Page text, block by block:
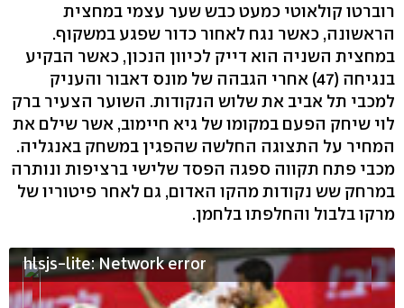
רוברטו קולאוטי כמעט כבש שער עצמי במחצית
הראשונה, כאשר נגח לאחור כדור שפגע במשקוף.
במחצית השניה הוא דייק לכיוון הנכון, כאשר הבקיע
בנגיחה (47) אחרי הגבהה של מונס דאבור והעניק
למכבי תל אביב את שלוש הנקודות. השוער הצעיר ברק
לוי שיחק הפעם במקומו של גיא חיימוב, אשר שילם את
המחיר על התצוגה החלשה שהפגין במשחק באנגליה.
מכבי פתח תקווה ספגה הפסד שלישי ברציפות ונותרה
במרחק שש נקודות מהקו האדום, גם לאחר פיטוריו של
מרקו בלבול והחלפתו בלחמן.
hlsjs-lite: Network error